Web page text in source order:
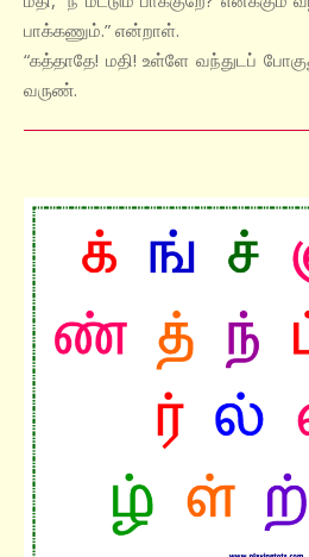
பாக்கணும்.” என்றாள்.
“கத்தாதே! மதி! உள்ளே வந்துடப்
வருண்.